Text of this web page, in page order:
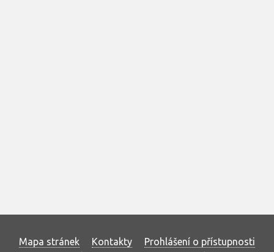
Mapa stránek Kontakty
Prohlášení o přístupnosti